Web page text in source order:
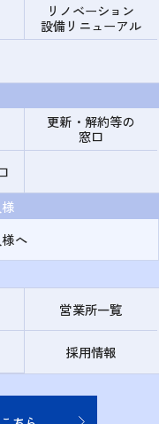
リノベーション
設備リニューアル
更新・解約等の
窓口
へ
営業所一覧
採用情報